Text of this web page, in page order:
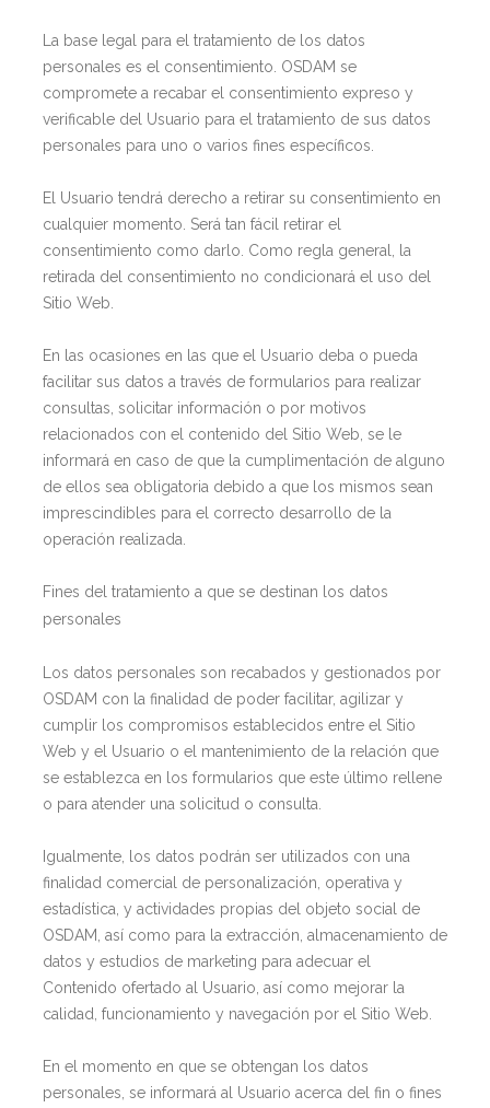
La base legal para el tratamiento de los datos
personales es el consentimiento. OSDAM se
compromete a recabar el consentimiento expreso y
verificable del Usuario para el tratamiento de sus datos
personales para uno o varios fines específicos.
El Usuario tendrá derecho a retirar su consentimiento en
cualquier momento. Será tan fácil retirar el
consentimiento como darlo. Como regla general, la
retirada del consentimiento no condicionará el uso del
Sitio Web.
En las ocasiones en las que el Usuario deba o pueda
facilitar sus datos a través de formularios para realizar
consultas, solicitar información o por motivos
relacionados con el contenido del Sitio Web, se le
informará en caso de que la cumplimentación de alguno
de ellos sea obligatoria debido a que los mismos sean
imprescindibles para el correcto desarrollo de la
operación realizada.
Fines del tratamiento a que se destinan los datos
personales
Los datos personales son recabados y gestionados por
OSDAM con la finalidad de poder facilitar, agilizar y
cumplir los compromisos establecidos entre el Sitio
Web y el Usuario o el mantenimiento de la relación que
se establezca en los formularios que este último rellene
o para atender una solicitud o consulta.
Igualmente, los datos podrán ser utilizados con una
finalidad comercial de personalización, operativa y
estadística, y actividades propias del objeto social de
OSDAM, así como para la extracción, almacenamiento de
datos y estudios de marketing para adecuar el
Contenido ofertado al Usuario, así como mejorar la
calidad, funcionamiento y navegación por el Sitio Web.
En el momento en que se obtengan los datos
personales, se informará al Usuario acerca del fin o fines